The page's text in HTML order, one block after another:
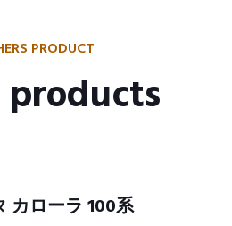
PRODUCT
products
カローラ 100系